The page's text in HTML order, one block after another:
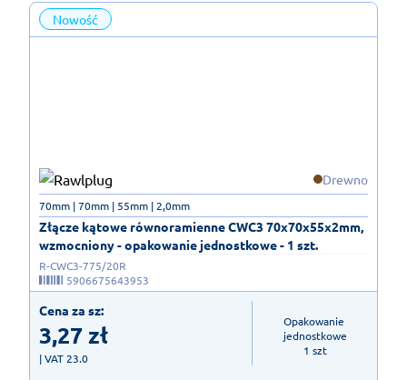
Nowość
Drewno
Złącze kątowe równoramienne CWC3 70x70x55x2mm,
wzmocniony - opakowanie jednostkowe - 1 szt.
70mm | 70mm | 55mm | 2,0mm
R-CWC3-775/20R
5906675643953
Cena za sz:
3,27zł
| VAT 23.0
Opakowanie
jednostkowe
1 szt